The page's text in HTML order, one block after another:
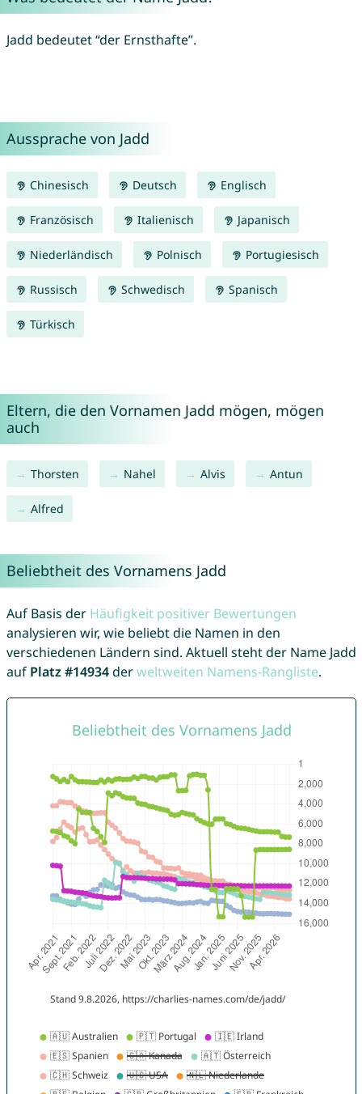
Jadd bedeutet “der Ernsthafte”.
Aussprache von Jadd
Chinesisch Deutsch Englisch
Französisch Italienisch Japanisch
Niederländisch Polnisch Portugiesisch
Russisch Schwedisch Spanisch
Türkisch
Eltern, die den Vornamen Jadd mögen, mögen
auch
Thorsten Nahel Alvis Antun
Alfred
Beliebtheit des Vornamens Jadd
Auf Basis der Häufigkeit positiver Bewertungen
analysieren wir, wie beliebt die Namen in den
verschiedenen Ländern sind. Aktuell steht der Name Jadd
auf Platz #14934derweltweiten Namens-Rangliste.